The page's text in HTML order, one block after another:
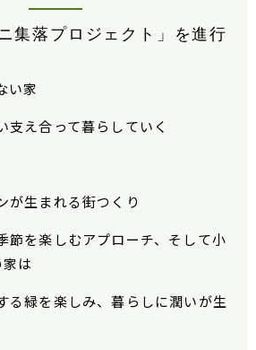
集落プロジェクト」を進行
い家
支え合って暮らしていく
が生まれる街つくり
節を楽しむアプローチ、そして小
は
る緑を楽しみ、暮らしに潤いが生